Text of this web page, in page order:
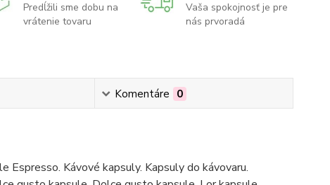
Predĺžili sme dobu na
vrátenie tovaru
Vaša spokojnosť je pre
nás prvoradá
Komentáre 0
Espresso. Kávové kapsuly. Kapsuly do kávovaru.